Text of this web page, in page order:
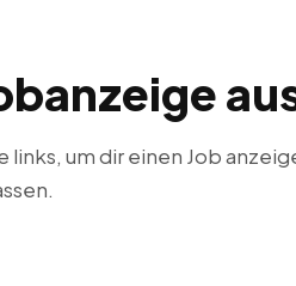
um dir einen Job